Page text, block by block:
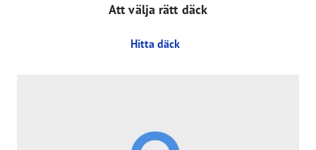
Att välja rätt däck
Hitta däck